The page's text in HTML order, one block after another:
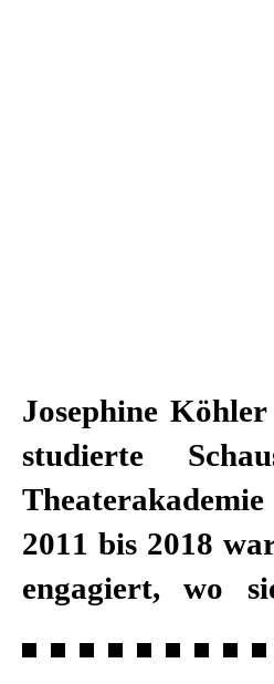
Josephine
studierte
2011 bis 2018
engagiert, wo
und 2016
ausgezeichnet
von Burkhard